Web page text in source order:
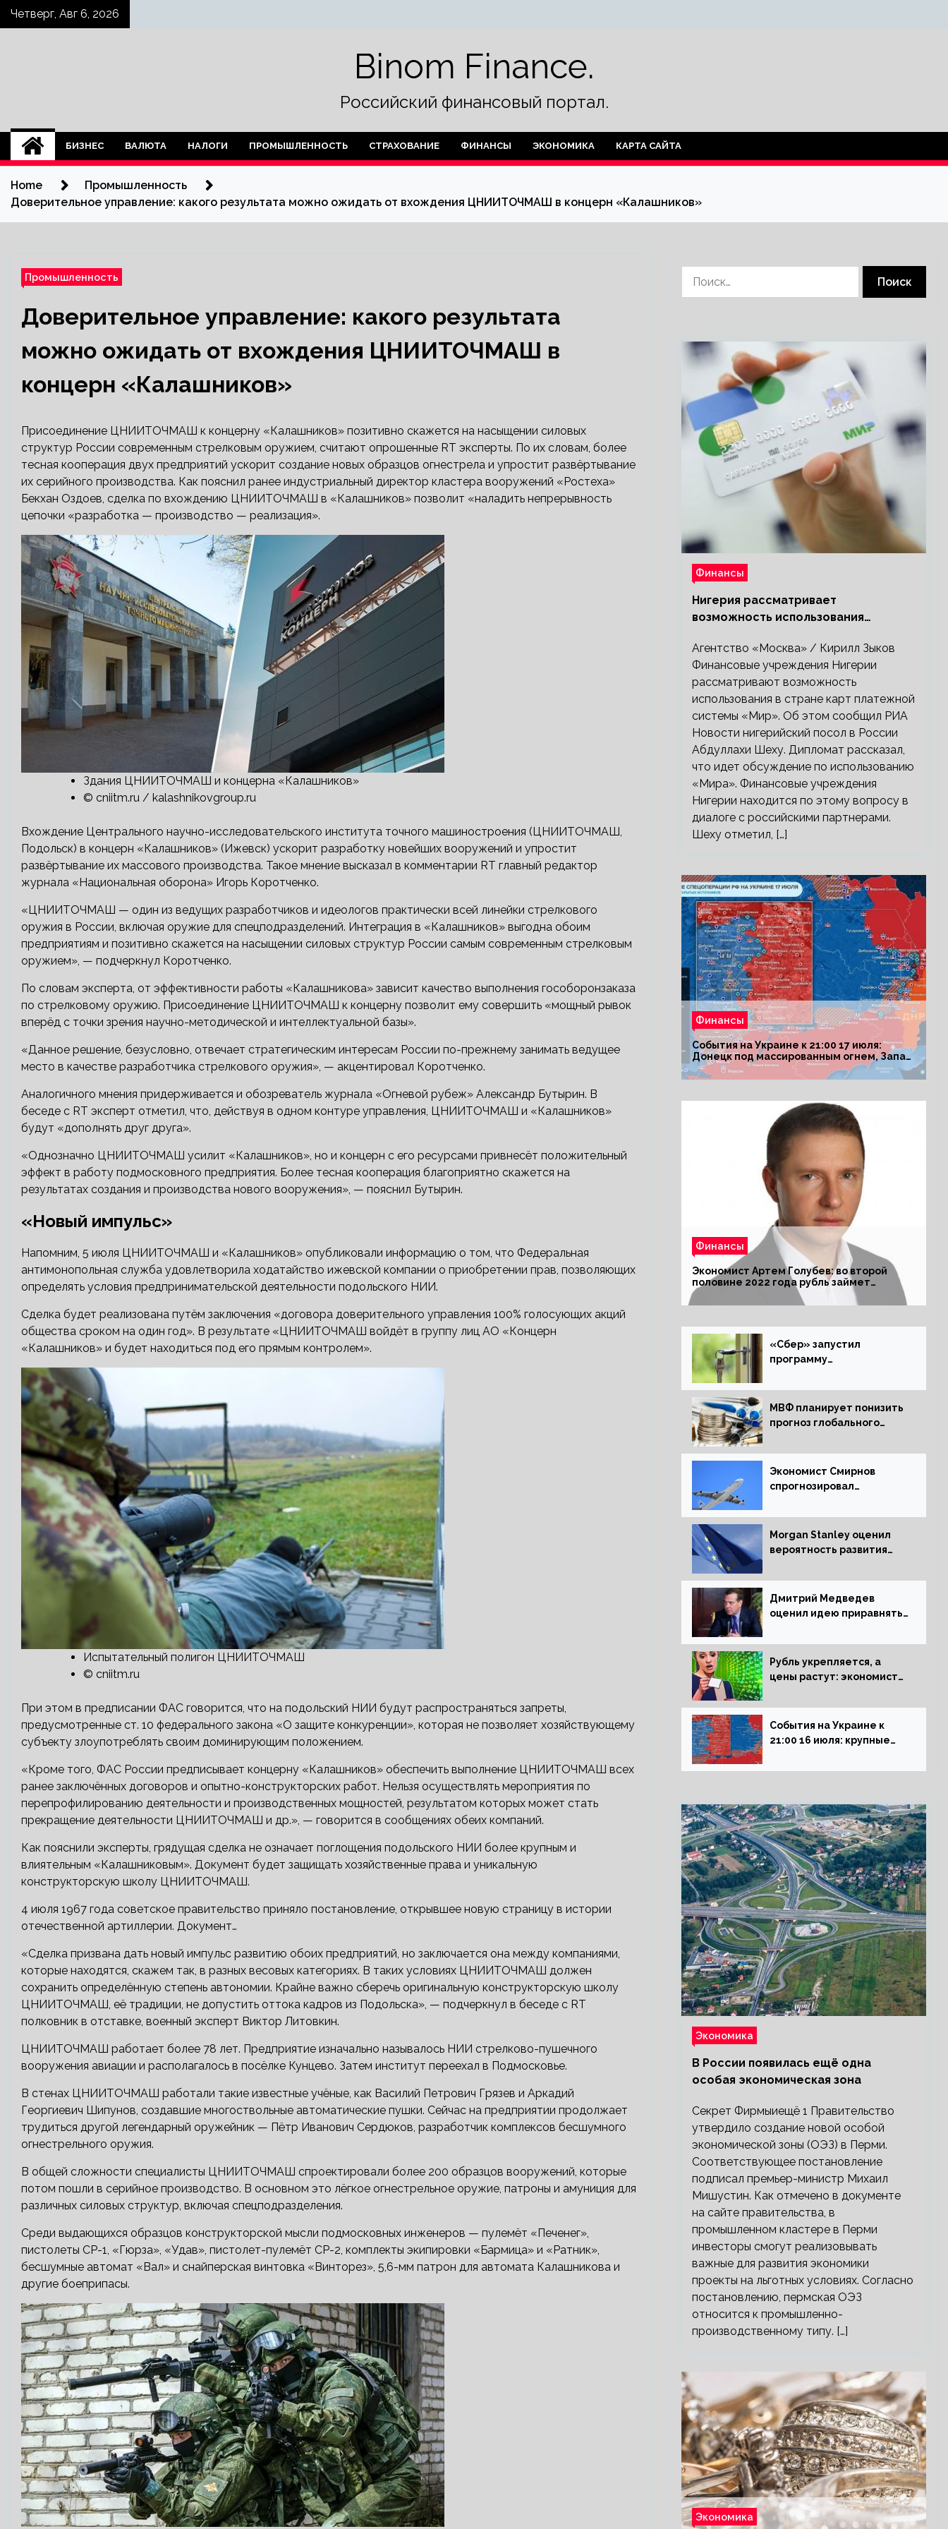
SkipЧетверг, Авг 6, 2026
Binom Finance.
Российский финансовый портал.
БИЗНЕС ВАЛЮТА НАЛОГИ ПРОМЫШЛЕННОСТЬ СТРАХОВАНИЕ ФИНАНСЫ ЭКОНОМИКА КАРТА САЙТА
Home
Промышленность
Доверительное управление: какого результата можно ожидать от вхождения ЦНИИТОЧМАШ в концерн «Калашников»
Промышленность
Доверительное управление: какого результата
можно ожидать от вхождения ЦНИИТОЧМАШ в
концерн «Калашников»
Присоединение ЦНИИТОЧМАШ к концерну «Калашников» позитивно скажется на насыщении силовых
структур России современным стрелковым оружием, считают опрошенные RT эксперты. По их словам, более
тесная кооперация двух предприятий ускорит создание новых образцов огнестрела и упростит развёртывание
их серийного производства. Как пояснил ранее индустриальный директор кластера вооружений «Ростеха»
Бекхан Оздоев, сделка по вхождению ЦНИИТОЧМАШ в «Калашников» позволит «наладить непрерывность
цепочки «разработка — производство — реализация».
Здания ЦНИИТОЧМАШ и концерна «Калашников»
© cniitm.ru / kalashnikovgroup.ru
Вхождение Центрального научно-исследовательского института точного машиностроения (ЦНИИТОЧМАШ,
Подольск) в концерн «Калашников» (Ижевск) ускорит разработку новейших вооружений и упростит
развёртывание их массового производства. Такое мнение высказал в комментарии RT главный редактор
журнала «Национальная оборона» Игорь Коротченко.
«ЦНИИТОЧМАШ — один из ведущих разработчиков и идеологов практически всей линейки стрелкового
оружия в России, включая оружие для спецподразделений. Интеграция в «Калашников» выгодна обоим
предприятиям и позитивно скажется на насыщении силовых структур России самым современным стрелковым
оружием», — подчеркнул Коротченко.
По словам эксперта, от эффективности работы «Калашникова» зависит качество выполнения гособоронзаказа
по стрелковому оружию. Присоединение ЦНИИТОЧМАШ к концерну позволит ему совершить «мощный рывок
вперёд с точки зрения научно-методической и интеллектуальной базы».
«Данное решение, безусловно, отвечает стратегическим интересам России по-прежнему занимать ведущее
место в качестве разработчика стрелкового оружия», — акцентировал Коротченко.
Аналогичного мнения придерживается и обозреватель журнала «Огневой рубеж» Александр Бутырин. В
беседе с RT эксперт отметил, что, действуя в одном контуре управления, ЦНИИТОЧМАШ и «Калашников»
будут «дополнять друг друга».
«Однозначно ЦНИИТОЧМАШ усилит «Калашников», но и концерн с его ресурсами привнесёт положительный
эффект в работу подмосковного предприятия. Более тесная кооперация благоприятно скажется на
результатах создания и производства нового вооружения», — пояснил Бутырин.
«Новый импульс»
Напомним, 5 июля ЦНИИТОЧМАШ и «Калашников» опубликовали информацию о том, что Федеральная
антимонопольная служба удовлетворила ходатайство ижевской компании о приобретении прав, позволяющих
определять условия предпринимательской деятельности подольского НИИ.
Сделка будет реализована путём заключения «договора доверительного управления 100% голосующих акций
общества сроком на один год». В результате «ЦНИИТОЧМАШ войдёт в группу лиц АО «Концерн
«Калашников» и будет находиться под его прямым контролем».
Испытательный полигон ЦНИИТОЧМАШ
© cniitm.ru
При этом в предписании ФАС говорится, что на подольский НИИ будут распространяться запреты,
предусмотренные ст. 10 федерального закона «О защите конкуренции», которая не позволяет хозяйствующему
субъекту злоупотреблять своим доминирующим положением.
«Кроме того, ФАС России предписывает концерну «Калашников» обеспечить выполнение ЦНИИТОЧМАШ всех
ранее заключённых договоров и опытно-конструкторских работ. Нельзя осуществлять мероприятия по
перепрофилированию деятельности и производственных мощностей, результатом которых может стать
прекращение деятельности ЦНИИТОЧМАШ и др.», — говорится в сообщениях обеих компаний.
Как пояснили эксперты, грядущая сделка не означает поглощения подольского НИИ более крупным и
влиятельным «Калашниковым». Документ будет защищать хозяйственные права и уникальную
конструкторскую школу ЦНИИТОЧМАШ.
4 июля 1967 года советское правительство приняло постановление, открывшее новую страницу в истории
отечественной артиллерии. Документ…
«Сделка призвана дать новый импульс развитию обоих предприятий, но заключается она между компаниями,
которые находятся, скажем так, в разных весовых категориях. В таких условиях ЦНИИТОЧМАШ должен
сохранить определённую степень автономии. Крайне важно сберечь оригинальную конструкторскую школу
ЦНИИТОЧМАШ, её традиции, не допустить оттока кадров из Подольска», — подчеркнул в беседе с RT
полковник в отставке, военный эксперт Виктор Литовкин.
ЦНИИТОЧМАШ работает более 78 лет. Предприятие изначально называлось НИИ стрелково-пушечного
вооружения авиации и располагалось в посёлке Кунцево. Затем институт переехал в Подмосковье.
В стенах ЦНИИТОЧМАШ работали такие известные учёные, как Василий Петрович Грязев и Аркадий
Георгиевич Шипунов, создавшие многоствольные автоматические пушки. Сейчас на предприятии продолжает
трудиться другой легендарный оружейник — Пётр Иванович Сердюков, разработчик комплексов бесшумного
огнестрельного оружия.
В общей сложности специалисты ЦНИИТОЧМАШ спроектировали более 200 образцов вооружений, которые
потом пошли в серийное производство. В основном это лёгкое огнестрельное оружие, патроны и амуниция для
различных силовых структур, включая спецподразделения.
Среди выдающихся образцов конструкторской мысли подмосковных инженеров — пулемёт «Печенег»,
пистолеты СР-1, «Гюрза», «Удав», пистолет-пулемёт СР-2, комплекты экипировки «Бармица» и «Ратник»,
бесшумные автомат «Вал» и снайперская винтовка «Винторез», 5,6-мм патрон для автомата Калашникова и
другие боеприпасы.
Финансы
Нигерия рассматривает
возможность использования
Агентство «Москва» / Кирилл Зыков
Финансовые учреждения Нигерии
рассматривают возможность
использования в стране карт платежной
системы «Мир». Об этом сообщил РИА
Новости нигерийский посол в России
Абдуллахи Шеху. Дипломат рассказал,
что идет обсуждение по использованию
«Мира». Финансовые учреждения
Нигерии находится по этому вопросу в
диалоге с российскими партнерами.
Шеху отметил, […]
Финансы
События на Украине к 21:00 17 июля:
Донецк под массированным огнем, Запад
поставил Киеву ультиматум
Финансы
Экономист Артем Голубев: во второй
половине 2022 года рубль займет
комфортный курс
«Сбер» запустил
программу
ипотечных займов
МВФ планирует понизить
прогноз глобального
следующем отчете
Экономист Смирнов
спрогнозировал
авиабилетов в России
Morgan Stanley оценил
вероятность развития
Дмитрий Медведев
оценил идею приравнять
блокадникам
Рубль укрепляется, а
цены растут: экономист
падающего доллара на
рынок РФ
События на Украине к
21:00 16 июля: крупные
Северском, Киев
Экономика
В России появилась ещё одна
особая экономическая зона
Секрет Фирмыиещё 1 Правительство
утвердило создание новой особой
экономической зоны (ОЭЗ) в Перми.
Соответствующее постановление
подписал премьер-министр Михаил
Мишустин. Как отмечено в документе
на сайте правительства, в
промышленном кластере в Перми
инвесторы смогут реализовывать
важные для развития экономики
проекты на льготных условиях. Согласно
постановлению, пермская ОЭЗ
относится к промышленно-
производственному типу. […]
Экономика